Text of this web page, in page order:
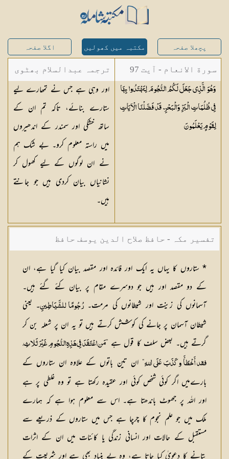
پچھلا صفحہ مکتبہ میں کھولیں اگلا صفحہ
سورة الانعام - آیت 97
وَهُوَ الَّذِي جَعَلَ لَكُمُ النُّجُومَ لِتَهْتَدُوا بِهَا
فِي ظُلُمَاتِ الْبَرِّ وَالْبَحْرِ ۗ قَدْ فَصَّلْنَا الْآيَاتِ
لِقَوْمٍيَعْلَمُونَ
ترجمہ عبدالسلام بھٹوی
- عبدالسلام بن محمد
اور وہی ہے جس نے تمھارے لیے
ستارے بنائے، تاکہ تم ان کے
ساتھ خشکی اور سمندر کے اندھیروں
میں راستہ معلوم کرو۔ بے شک ہم
نے ان لوگوں کے لیے کھول کر
نشانیاں بیان کردی ہیں جو جانتے
ہیں۔
تفسیر مکہ - حافظ صلاح الدین یوسف حافظ
* ستاروں کا یہاں یہ ایک اور فائدہ اور مقصد بیان کیا گیا ہے، ان
کے دو مقصد اور ہیں جو دوسرے مقام پر بیان کئے گئے ہیں۔
آسمانوں کی زینت اور شیطانوں کی مرمت۔رُجُومًا للشَّيَاطِينِ۔ یعنی
شیطان آسمان پر جانے کی کوشش کرتے ہیں تو یہ ان پر شعلہ بن کر
گرتے ہیں۔ بعض سلف کا قول ہے ”مَن اعْتَقَدَ فِي هَذِهِ النُّجُومِ غَيْرَ ثَلاثِ،
فقد أَخْطَأَ وكَذَبَ عَلَى اللهِ“ ان تین باتوں کے علاوہ ان ستاروں کے
بارےمیں اگر کوئی شخص کوئی اور عقیدہ رکھتا ہے تو وہ غلطی پر ہے
اور اللہ پر جھوٹ باندھتا ہے۔ اس سے معلوم ہوا ہے کہ ہمارے
ملک میں جو علم نجوم کا چرچا ہے جس میں ستاروں کے ذریعے سے
مستقبل کے حالات اور انسانی زندگی یا کائنات میں ان کے اثرات
بتانے کا دعویٰ کیا جاتا ہے، وہ بے بنیاد بھی ہے اور شریعت کے